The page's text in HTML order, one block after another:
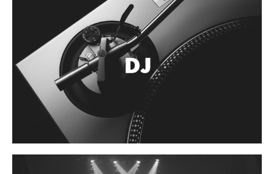
Cuerdas
Guitarra Metal
Guitarra Nylon
Guitarra Electrica
Violin
Otros instrumentos de arco